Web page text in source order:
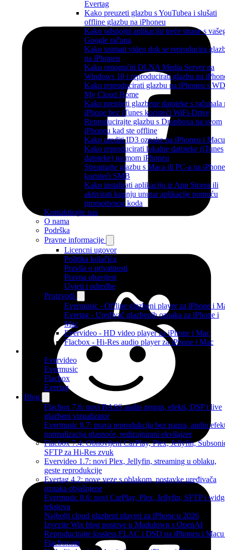
Evertag
Kako preuzeti glazbu s YouTubea i slušati
offline glazbu na iPhoneu
Kako odspojiti aplikaciju treće strane s
Google računa
Kako snimati video dok se reproducira
na iPhoneu
Kako omogućiti DLNA Media Server na
Windows 10 i reproducirati glazbu na
Kako reproducirati glazbu na iPhoneu s WD
My Cloud Home
Kako prenijeti glazbene datoteke s računala
iPhone bez iTunes koristeći WiFi-Drive
Reproducirajte glazbu s Dropboxa na svom
iPhoneu kad ste offline
Kako urediti ID3 oznake na iPhoneu i Macu
Kako reproducirati lokalne datoteke (iTunes
datoteke) na mom iPhoneu
Streamajte glazbu s Maca ili PC-a na iPhone
koristeći SMB
Kako instalirati aplikaciju iz App Storea ili
aktivirati kupnju unutar aplikacije pomoću
promotivnog koda
Kontaktirajte nas
O nama
Podrška
Pravne informacije
Licencni ugovor
Politika kolačića
Pravila o privatnosti
Pravna obavijest
Uvjeti i odredbe
Proizvodi
Evermusic - Offline glazbeni player za iPhone i
Evertag - Uređivač glazbenih oznaka za iPhone i
Mac
Evervideo - HD video player za iPhone i Mac
Flacbox - Hi-Res audio player za iPhone i Mac
Evervideo
Evermusic
Flacbox
Evertag
Blog
Flacbox 7.6: novi BASS audio pogon, efekti, DSP i live
glazbeni vizualizator
Evermusic 8.7: prava reprodukcija bez pauza, audio
normalizacija glasnoće, redizajnirani ekvilajzer
Flacbox 7.4: Obnovljeni CarPlay, Plex, Jellyfin,
SFTP za Hi-Res zvuk
Evervideo 1.7: novi Plex, Jellyfin, streaming u oblaku,
geste reprodukcije
Evertag 4.2: nove veze s oblakom, postavke uređivača
oznaka objašnjene
Evermusic 8.6: novi CarPlay, Plex, Jellyfin, SFTP i
tekstova
Najbolji cloud glazbeni playeri za iPhone u 2026
Izvezite Wix blog postove u Markdown s OpenAI
Reproducirajte lossless FLAC i DSD na iPhoneu i Macu
Flacboxom